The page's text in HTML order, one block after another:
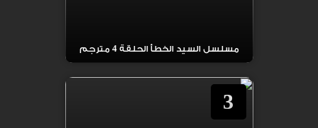
مسلسل السيد الخطأ الحلقة 4 مترجم
3